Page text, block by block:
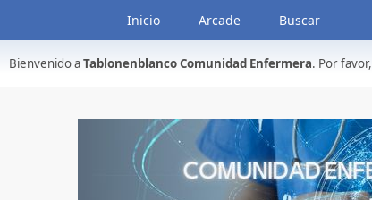
Inicio Arcade Buscar
Bienvenido aTablonenblanco Comunidad Enfermera. Por favor,